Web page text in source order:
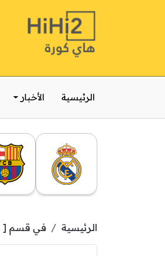
الرئيسية الأخبار
الرئيسية في قسم [